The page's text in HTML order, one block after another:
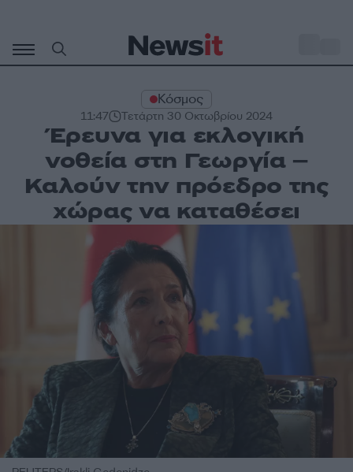
περιεχόμενο
Κόσμος
11:47 Τετάρτη 30 Οκτωβρίου 2024
Έρευνα για εκλογική
νοθεία στη Γεωργία –
Καλούν την πρόεδρο της
χώρας να καταθέσει